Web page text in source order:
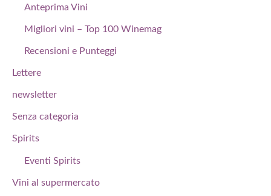
Anteprima Vini
Migliori vini – Top 100 Winemag
Recensioni e Punteggi
Lettere
newsletter
Senza categoria
Spirits
Eventi Spirits
Vini al supermercato